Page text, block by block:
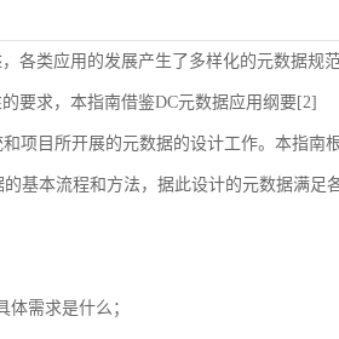
各类应用的发展产生了多样化的元数据规范
要求，本指南借鉴DC元数据应用纲要[2]
和项目所开展的元数据的设计工作。本指南
基本流程和方法，据此设计的元数据满足
需求是什么；